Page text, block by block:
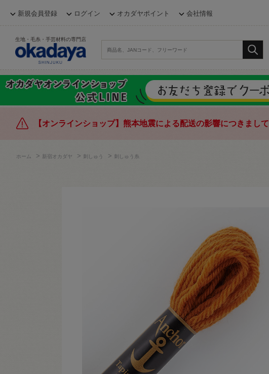
新規会員登録 ログイン オカダヤポイント 会社情報
生地・毛糸・手芸材料の専門店
【オンラインショップ】熊本地震による配送の影響につきまして
ホーム > 新宿オカダヤ > 刺しゅう > 刺しゅう糸